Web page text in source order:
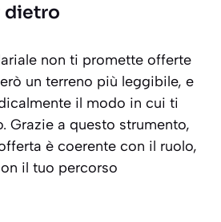
dietro
non ti promette offerte
un terreno più leggibile, e
il modo in cui ti
Grazie a questo strumento,
è coerente con il ruolo,
il tuo percorso